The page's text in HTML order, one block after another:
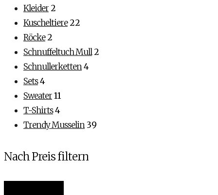
Kleider 2
Kuscheltiere 22
Röcke 2
Schnuffeltuch Mull 2
Schnullerketten4
Sets4
Sweater11
T-Shirts4
Trendy Musselin39
Nach Preis filtern